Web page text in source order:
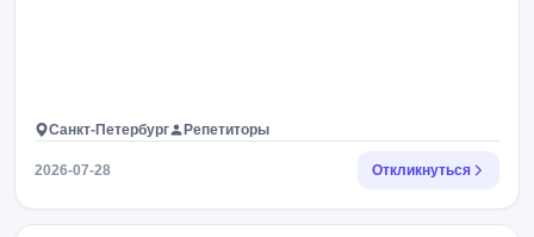
Санкт-Петербург Репетиторы
2026-07-28 Откликнуться